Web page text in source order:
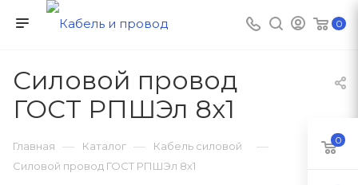
0
Силовой провод
ГОСТ РПШЭл 8х1
Главная — Каталог — Кабель силовой —
Силовой провод ГОСТ РПШЭл 8х1
0